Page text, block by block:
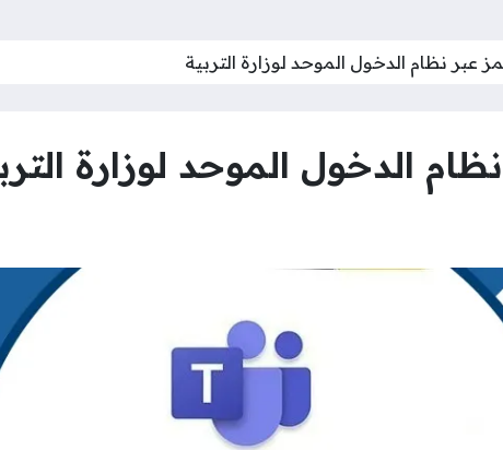
عبر نظام الدخول الموحد لوزارة التربية
الدخول الموحد لوزارة